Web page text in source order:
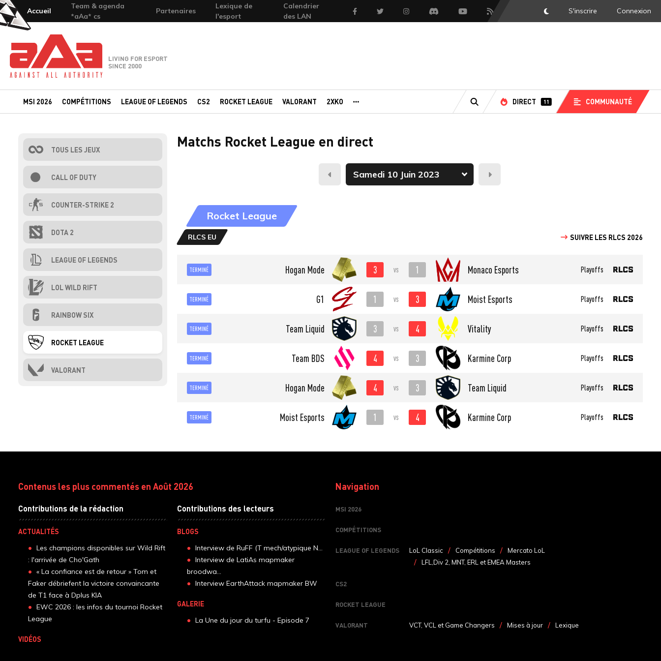
Accueil
Team & agenda
*aAa* cs
Partenaires
Lexique de
l'esport
Calendrier
des LAN
FacebookTwitter InstagramDiscord YoutubeFlux RSS DarkMode
S'inscrire Connexion
Team-aAa - against All authority
LIVING FOR ESPORT
SINCE 2000
MSI 2026 COMPÉTITIONS LEAGUE OF LEGENDS CS2 ROCKET LEAGUE VALORANT 2XKO
RECHERCHE
DIRECT 11 COMMUNAUTÉ
TOUS LES JEUX
CALL OF DUTY
COUNTER-STRIKE 2
DOTA 2
LEAGUE OF LEGENDS
LOL WILD RIFT
RAINBOW SIX
ROCKET LEAGUE
VALORANT
Matchs Rocket League en direct
Hier Demain
Rocket League
RLCS EU SUIVRE LES RLCS 2026
TERMINÉ Hogan Mode 3 vs 1 Monaco Esports Playoffs
TERMINÉ G1 1 vs 3 Moist Esports Playoffs
TERMINÉ Team Liquid 3 vs 4 Vitality Playoffs
TERMINÉ Team BDS 4 vs 3 Karmine Corp Playoffs
TERMINÉ Hogan Mode 4 vs 3 Team Liquid Playoffs
TERMINÉ Moist Esports 1 vs 4 Karmine Corp Playoffs
Contenus les plus commentés en Août 2026
Contributions de la rédaction
ACTUALITÉS
Les champions disponibles sur Wild Rift
: l'arrivée de Cho'Gath
« La confiance est de retour » Tom et
Faker débriefent la victoire convaincante
de T1 face à Dplus KIA
EWC 2026 : les infos du tournoi Rocket
League
VIDÉOS
Contributions des lecteurs
BLOGS
Interview de RuFF (T mech/atypique N...
Interview de LatiAs mapmaker
broodwa...
Interview EarthAttack mapmaker BW
GALERIE
La Une du jour du turfu - Episode 7
Navigation
MSI 2026
COMPÉTITIONS
LEAGUE OF LEGENDS LoL Classic Compétitions
Mercato LoL
LFL,Div 2, MNT, ERL et EMEA Masters
CS2
ROCKET LEAGUE
VALORANT VCT, VCL et Game Changers Mises à jour Lexique